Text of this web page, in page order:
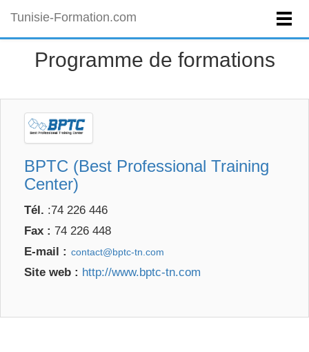
Tunisie-Formation.com
Programme de formations
BPTC (Best Professional Training
Center)
Tél. :74 226 446
Fax : 74 226 448
E-mail :
Site web : http://www.bptc-tn.com